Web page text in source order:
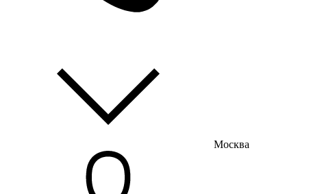
Москва